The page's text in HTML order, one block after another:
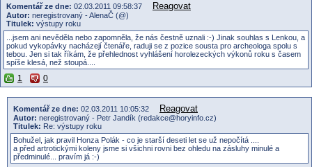
Komentář ze dne: 02.03.2011 09:58:37 Reagovat
Autor: neregistrovaný - AlenaČ (@)
Titulek: výstupy roku
...jsem ani nevěděla nebo zapomněla, že nás čestně uznali :-) Jinak souhlas s Lenkou, a
pokud vykopávky nacházejí čtenáře, raduji se z pozice sousta pro archeologa spolu s
tebou. Jen si tak říkám, že přehlednost vyhlášení horolezeckých výkonů roku s časem
spíše klesá, než stoupá....
1 0
Komentář ze dne: 02.03.2011 10:05:32 Reagovat
Autor: neregistrovaný - Petr Jandík (redakce@horyinfo.cz)
Titulek: Re: výstupy roku
Bohužel, jak pravil Honza Polák - co je starší deseti let se už nepočítá ....
a před artrotickými koleny jsme si všichni rovni bez ohledu na zásluhy minulé a
předminulé... pravím já :-)